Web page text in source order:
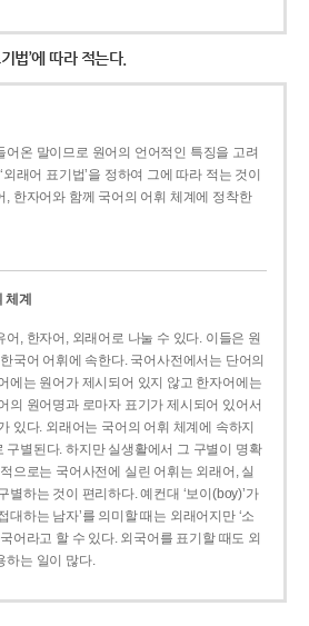
법’에 따라 적는다.
어온 말이므로 원어의 언어적인 특징을 고려
래어 표기법’을 정하여 그에 따라 적는 것이
, 한자어와 함께 국어의 어휘 체계에 정착한
계
어, 한자어, 외래어로 나눌 수 있다. 이들은 원
국어 어휘에 속한다. 국어사전에서는 단어의
에는 원어가 제시되어 있지 않고 한자어에는
의 원어명과 로마자 표기가 제시되어 있어서
있다. 외래어는 국어의 어휘 체계에 속하지
구별된다. 하지만 실생활에서 그 구별이 명확
으로는 국어사전에 실린 어휘는 외래어, 실
별하는 것이 편리하다. 예컨대 ‘보이(boy)’가
대하는 남자’를 의미할 때는 외래어지만 ‘소
어라고 할 수 있다. 외국어를 표기할 때도 외
하는 일이 많다.